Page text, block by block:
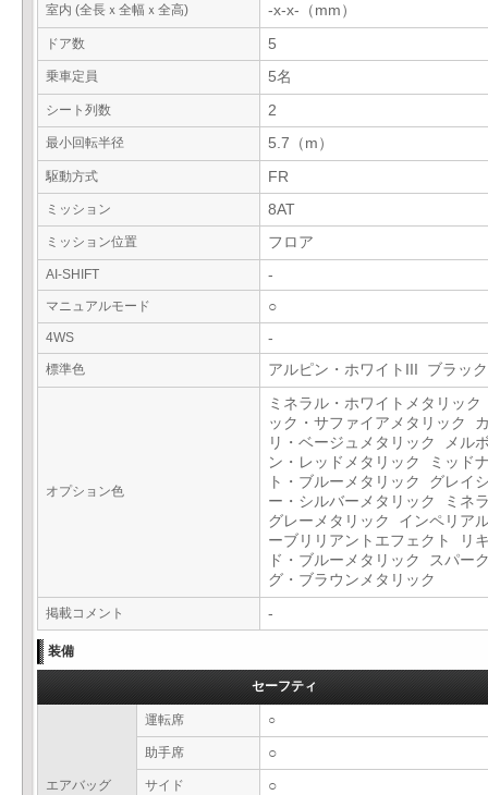
室内 (全長ｘ全幅ｘ全高) -x-x-（mm）
ドア数 5
乗車定員 5名
シート列数 2
最小回転半径 5.7（m）
駆動方式 FR
ミッション 8AT
ミッション位置 フロア
AI-SHIFT -
マニュアルモード ○
4WS -
標準色 アルピン・ホワイトIII ブラッ
オプション色
ミネラル・ホワイトメタリッ
ック・サファイアメタリック
リ・ベージュメタリック メル
ン・レッドメタリック ミッド
ト・ブルーメタリック グレイ
ー・シルバーメタリック ミネ
グレーメタリック インペリア
ーブリリアントエフェクト リ
ド・ブルーメタリック スパー
グ・ブラウンメタリック
掲載コメント -
装備
セーフティ
エアバッグ
運転席 ○
助手席 ○
サイド ○